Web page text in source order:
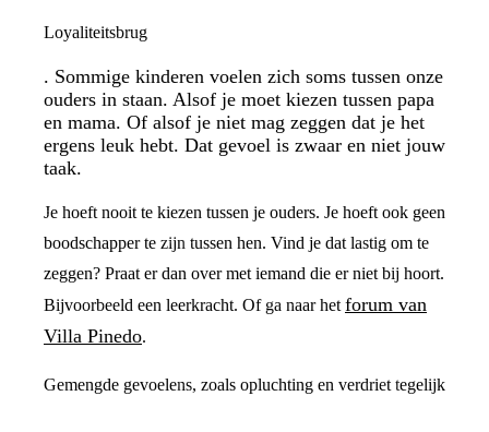
Loyaliteitsbrug
. Sommige kinderen voelen zich soms tussen onze
ouders in staan. Alsof je moet kiezen tussen papa
en mama. Of alsof je niet mag zeggen dat je het
ergens leuk hebt. Dat gevoel is zwaar en niet jouw
taak.
Je hoeft nooit te kiezen tussen je ouders. Je hoeft ook geen
boodschapper te zijn tussen hen. Vind je dat lastig om te
zeggen? Praat er dan over met iemand die er niet bij hoort.
Bijvoorbeeld een leerkracht. Of ga naar het forum van
Villa Pinedo.
Gemengde gevoelens, zoals opluchting en verdriet tegelijk